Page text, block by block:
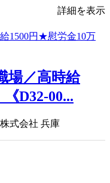
詳細を表示
場／高時給
D32-00...
式会社 兵庫